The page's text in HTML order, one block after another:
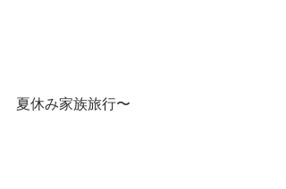
夏休み家族旅行〜